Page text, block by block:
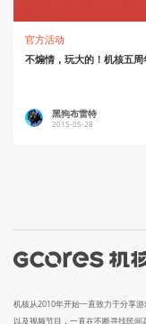
官方活动
不煽情，玩大的！机核五周
黑狗布雷特
2015-05-28
机核从2010年开始一直致力于分享
以及视频节目，一直在不断寻找民间